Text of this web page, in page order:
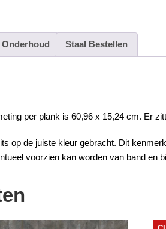
Onderhoud Staal Bestellen
per plank is 60,96 x 15,24 cm. Er
op de juiste kleur gebracht. Dit
voorzien kan worden van band en